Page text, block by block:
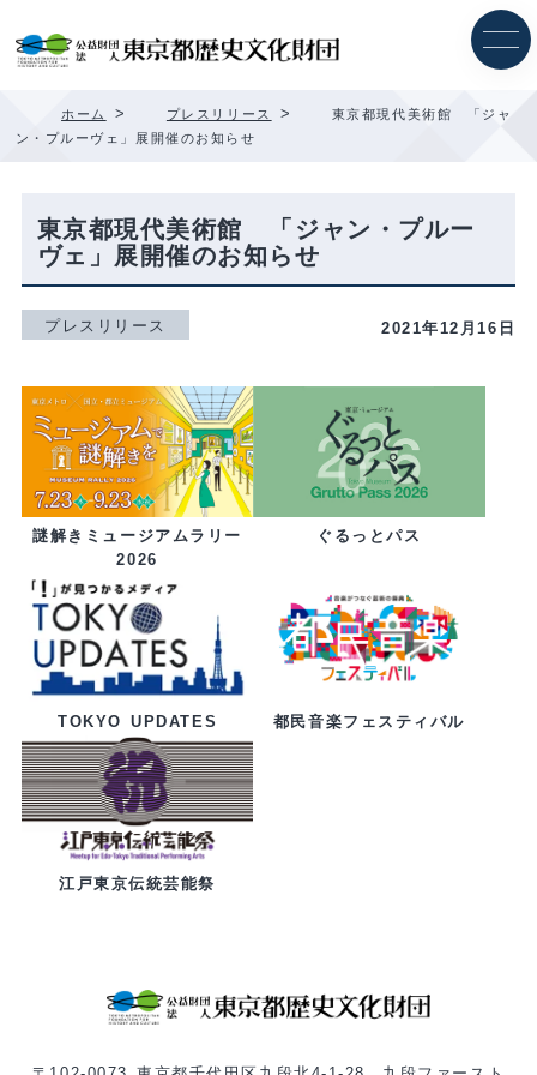
ホーム > プレスリリース >
東京都現代美術館 「ジャ
ン・プルーヴェ」展開催のお知らせ
東京都現代美術館 「ジャン・プルー
ヴェ」展開催のお知らせ
プレスリリース 2021年12月16日
謎解きミュージアムラリー
2026
ぐるっとパス
TOKYO UPDATES 都民音楽フェスティバル
江戸東京伝統芸能祭